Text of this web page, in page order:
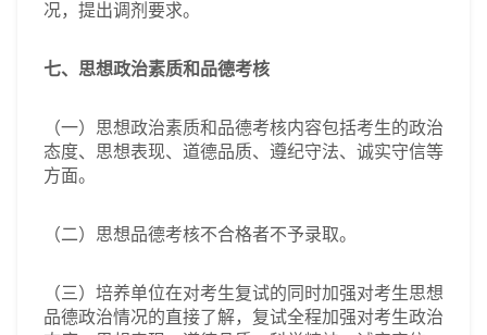
况，提出调剂要求。
七、思想政治素质和品德考核
（一）思想政治素质和品德考核内容包括考生的政治
态度、思想表现、道德品质、遵纪守法、诚实守信等
方面。
（二）思想品德考核不合格者不予录取。
（三）培养单位在对考生复试的同时加强对考生思想
品德政治情况的直接了解，复试全程加强对考生政治